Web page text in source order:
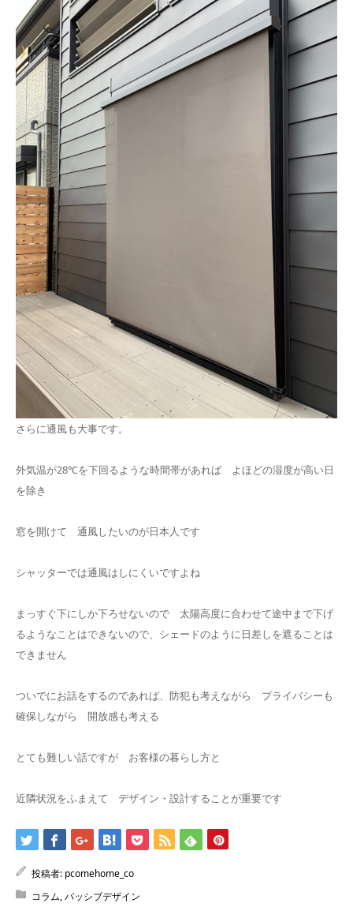
さらに通風も大事です。
外気温が28℃を下回るような時間帯があれば よほどの湿度が高い日
を除き
窓を開けて 通風したいのが日本人です
シャッターでは通風はしにくいですよね
まっすぐ下にしか下ろせないので 太陽高度に合わせて途中まで下げ
るようなことはできないので、シェードのように日差しを遮ることは
できません
ついでにお話をするのであれば、防犯も考えながら プライバシーも
確保しながら 開放感も考える
とても難しい話ですが お客様の暮らし方と
近隣状況をふまえて デザイン・設計することが重要です
投稿者: pcomehome_co
コラム,パッシブデザイン